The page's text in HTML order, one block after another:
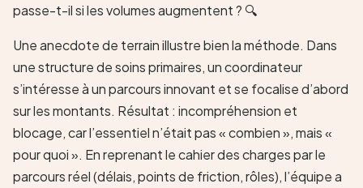
passe-t-il si les volumes augmentent ? 🔍
Une anecdote de terrain illustre bien la méthode. Dans
une structure de soins primaires, un coordinateur
s’intéresse à un parcours innovant et se focalise d’abord
sur les montants. Résultat : incompréhension et
blocage, car l’essentiel n’était pas « combien », mais «
pour quoi ». En reprenant le cahier des charges par le
parcours réel (délais, points de friction, rôles), l’équipe a